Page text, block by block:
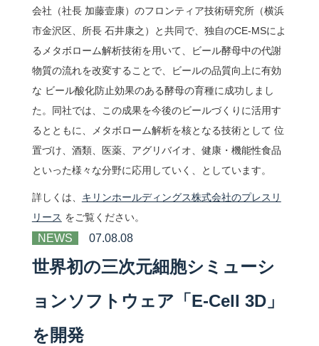
会社（社長 加藤壹康）のフロンティア技術研究所（横浜
市金沢区、所長 石井康之）と共同で、独自のCE-MSによ
るメタボローム解析技術を用いて、ビール酵母中の代謝
物質の流れを改変することで、ビールの品質向上に有効
な ビール酸化防止効果のある酵母の育種に成功しまし
た。同社では、この成果を今後のビールづくりに活用す
るとともに、メタボローム解析を核となる技術として 位
置づけ、酒類、医薬、アグリバイオ、健康・機能性食品
といった様々な分野に応用していく、としています。
詳しくは、 キリンホールディングス株式会社のプレスリ
リース をご覧ください。
NEWS 07.08.08
世界初の三次元細胞シミューシ
ョンソフトウェア「E-Cell 3D」
を開発